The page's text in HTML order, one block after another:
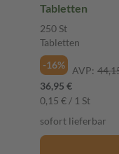
Tabletten
250 St
Tabletten
-16%
AVP:
36,95 €
0,15 € / 1 St
sofort lieferbar